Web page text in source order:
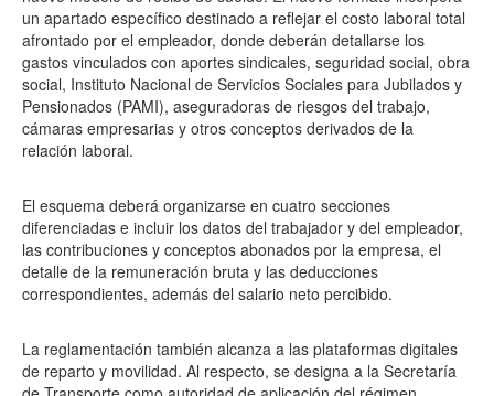
un apartado específico destinado a reflejar el costo laboral total
afrontado por el empleador, donde deberán detallarse los
gastos vinculados con aportes sindicales, seguridad social, obra
social, Instituto Nacional de Servicios Sociales para Jubilados y
Pensionados (PAMI), aseguradoras de riesgos del trabajo,
cámaras empresarias y otros conceptos derivados de la
relación laboral.
El esquema deberá organizarse en cuatro secciones
diferenciadas e incluir los datos del trabajador y del empleador,
las contribuciones y conceptos abonados por la empresa, el
detalle de la remuneración bruta y las deducciones
correspondientes, además del salario neto percibido.
La reglamentación también alcanza a las plataformas digitales
de reparto y movilidad. Al respecto, se designa a la Secretaría